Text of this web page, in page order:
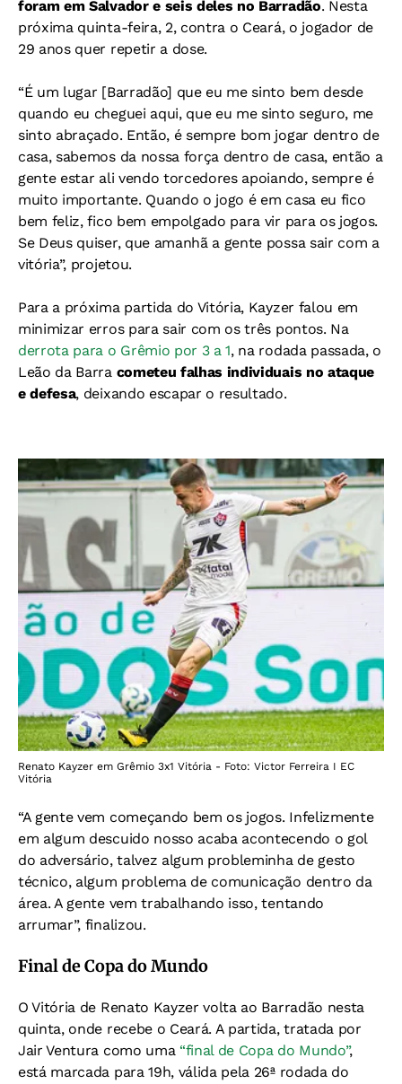
foram em Salvador e seis deles no Barradão. Nesta
próxima quinta-feira, 2, contra o Ceará, o jogador de
29 anos quer repetir a dose.
“É um lugar [Barradão] que eu me sinto bem desde
quando eu cheguei aqui, que eu me sinto seguro, me
sinto abraçado. Então, é sempre bom jogar dentro de
casa, sabemos da nossa força dentro de casa, então a
gente estar ali vendo torcedores apoiando, sempre é
muito importante. Quando o jogo é em casa eu fico
bem feliz, fico bem empolgado para vir para os jogos.
Se Deus quiser, que amanhã a gente possa sair com a
vitória”, projetou.
Para a próxima partida do Vitória, Kayzer falou em
minimizar erros para sair com os três pontos. Na
derrota para o Grêmio por 3 a 1, na rodada passada, o
Leão da Barra cometeu falhas individuais no ataque
e defesa, deixando escapar o resultado.
Renato Kayzer em Grêmio 3x1 Vitória - Foto: Victor Ferreira I EC
Vitória
“A gente vem começando bem os jogos. Infelizmente
em algum descuido nosso acaba acontecendo o gol
do adversário, talvez algum probleminha de gesto
técnico, algum problema de comunicação dentro da
área. A gente vem trabalhando isso, tentando
arrumar”, finalizou.
Final de Copa do Mundo
O Vitória de Renato Kayzer volta ao Barradão nesta
quinta, onde recebe o Ceará. A partida, tratada por
Jair Ventura como uma “final de Copa do Mundo”,
está marcada para 19h, válida pela 26ª rodada do